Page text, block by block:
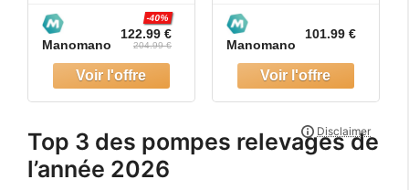
Relevage Eaux
Usees 6600 L/h
Hauteur
Manometrique 8
m 3 Entrees d
Manomano
122.99 €
-40%
204.99 €
domestique de
relevage de
matières Pompe
anti-reto
Manomano
101.99 €
Top 3 des pompes relevages de
l’année 2026